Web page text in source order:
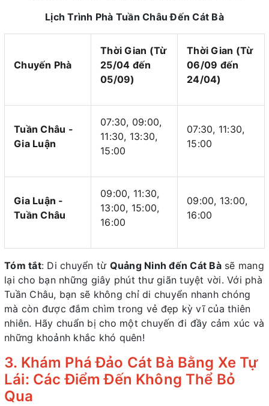
Lịch Trình Phà Tuần Châu Đến Cát Bà
Chuyến Phà
Thời Gian (Từ
25/04 đến
05/09)
Thời Gian (Từ
06/09 đến
24/04)
Tuần Châu -
Gia Luận
07:30, 09:00,
11:30, 13:30,
15:00
07:30, 11:30,
15:00
Gia Luận -
Tuần Châu
09:00, 11:30,
13:00, 15:00,
16:00
09:00, 13:00,
16:00
Tóm tắt: Di chuyển từ Quảng Ninh đến Cát Bàsẽ mang
lại cho bạn những giây phút thư giãn tuyệt vời. Với phà
Tuần Châu, bạn sẽ không chỉ di chuyển nhanh chóng
mà còn được đắm chìm trong vẻ đẹp kỳ vĩ của thiên
nhiên. Hãy chuẩn bị cho một chuyến đi đầy cảm xúc và
những khoảnh khắc khó quên!
3. Khám Phá Đảo Cát Bà Bằng Xe Tự
Lái: Các Điểm Đến Không Thể Bỏ
Qua